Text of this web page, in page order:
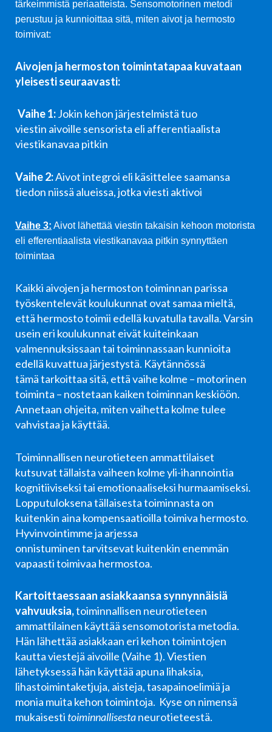
tärkeimmistä periaatteista. Sensomotorinen metodi
perustuu ja kunnioittaa sitä, miten aivot ja hermosto
toimivat:
Aivojen ja hermoston toimintatapaa kuvataan
yleisesti seuraavasti:
Vaihe 1:Jokin kehon järjestelmistä tuo
viestin aivoille sensorista eli afferentiaalista
viestikanavaa pitkin
Vaihe 2:Aivot integroi eli käsittelee saamansa
tiedon niissä alueissa, jotka viesti aktivoi
Vaihe 3: Aivot lähettää viestin takaisin kehoon motorista
eli efferentiaalista viestikanavaa pitkin synnyttäen
toimintaa
Kaikki aivojen ja hermoston toiminnan parissa
työskentelevät koulukunnat ovat samaa mieltä,
että hermosto toimii edellä kuvatulla tavalla. Varsin
usein eri koulukunnat eivät kuiteinkaan
valmennuksissaan tai toiminnassaan kunnioita
edellä kuvattua järjestystä. Käytännössä
tämä tarkoittaa sitä, että vaihe kolme – motorinen
toiminta – nostetaan kaiken toiminnan keskiöön.
Annetaan ohjeita, miten vaihetta kolme tulee
vahvistaa ja käyttää.
Toiminnallisen neurotieteen ammattilaiset
kutsuvat tällaista vaiheen kolme yli-ihannointia
kognitiiviseksi tai emotionaaliseksi hurmaamiseksi.
Lopputuloksena tällaisesta toiminnasta on
kuitenkin aina kompensaatioilla toimiva hermosto.
Hyvinvointimme ja arjessa
onnistuminen tarvitsevat kuitenkin enemmän
vapaasti toimivaa hermostoa.
Kartoittaessaan asiakkaansa synnynnäisiä
vahvuuksia,toiminnallisen neurotieteen
ammattilainen käyttää sensomotorista metodia.
Hän lähettää asiakkaan eri kehon toimintojen
kautta viestejä aivoille (Vaihe 1). Viestien
lähetyksessä hän käyttää apuna lihaksia,
lihastoimintaketjuja, aisteja, tasapainoelimiä ja
monia muita kehon toimintoja. Kyse on nimensä
mukaisesti toiminnallisestaneurotieteestä.